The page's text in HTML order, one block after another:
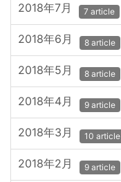
2018年7月 7 article
2018年6月 8 article
2018年5月 8 article
2018年4月 9 article
2018年3月 10 article
2018年2月 9 article